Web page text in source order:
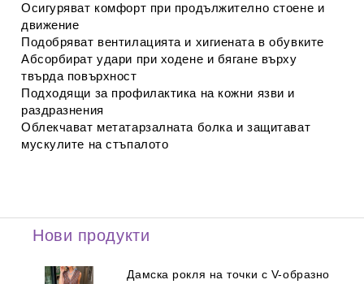
Осигуряват комфорт при продължително стоене и
движение
Подобряват вентилацията и хигиената в обувките
Абсорбират удари при ходене и бягане върху
твърда повърхност
Подходящи за профилактика на кожни язви и
раздразнения
Облекчават метатарзалната болка и защитават
мускулите на стъпалото
Нови продукти
Дамска рокля на точки с V-образно